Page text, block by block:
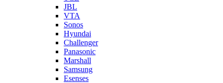
JBL
VTA
Sonos
Hyundai
Challenger
Panasonic
Marshall
Samsung
Esenses